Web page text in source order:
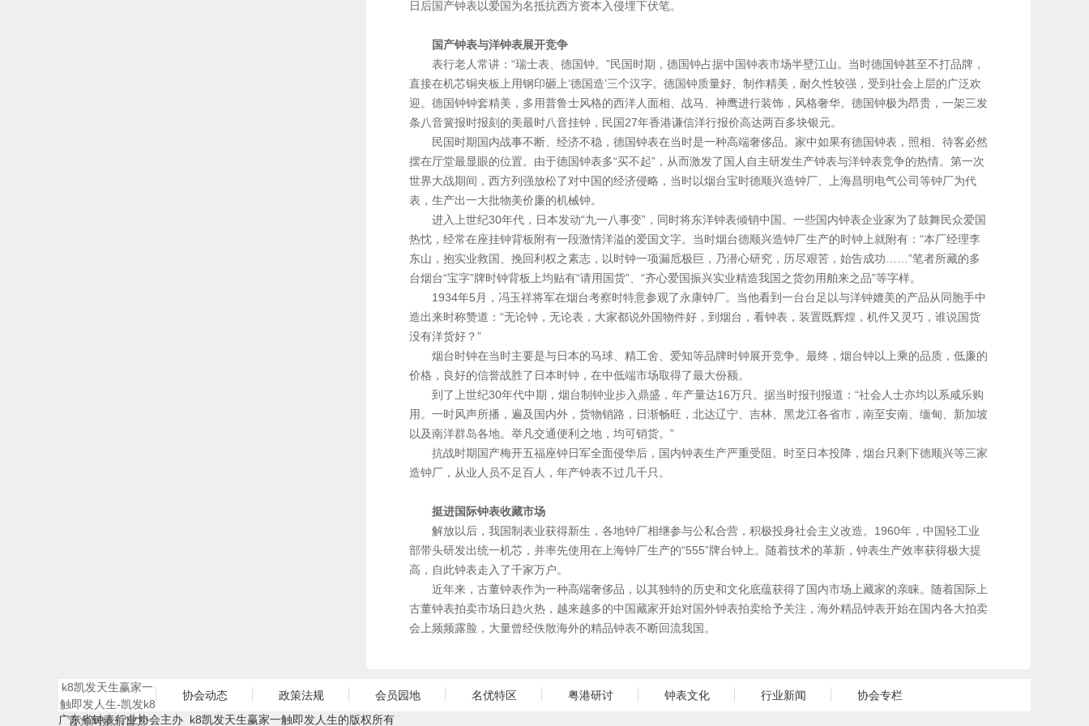
日后国产钟表以爱国为名抵抗西方资本入侵埋下伏笔。
国产钟表与洋钟表展开竞争
表行老人常讲：“瑞士表、德国钟。”民国时期，德国钟占据中国钟表市场半壁江山。当时德国钟甚至不打品牌，
直接在机芯铜夹板上用钢印砸上‘德国造’三个汉字。德国钟质量好、制作精美，耐久性较强，受到社会上层的广泛欢
迎。德国钟钟套精美，多用普鲁士风格的西洋人面相、战马、神鹰进行装饰，风格奢华。德国钟极为昂贵，一架三发
条八音簧报时报刻的美最时八音挂钟，民国27年香港谦信洋行报价高达两百多块银元。
民国时期国内战事不断、经济不稳，德国钟表在当时是一种高端奢侈品。家中如果有德国钟表，照相、待客必然
摆在厅堂最显眼的位置。由于德国钟表多“买不起”，从而激发了国人自主研发生产钟表与洋钟表竞争的热情。第一次
世界大战期间，西方列强放松了对中国的经济侵略，当时以烟台宝时德顺兴造钟厂、上海昌明电气公司等钟厂为代
表，生产出一大批物美价廉的机械钟。
进入上世纪30年代，日本发动“九一八事变”，同时将东洋钟表倾销中国。一些国内钟表企业家为了鼓舞民众爱国
热忱，经常在座挂钟背板附有一段激情洋溢的爱国文字。当时烟台德顺兴造钟厂生产的时钟上就附有：“本厂经理李
东山，抱实业救国、挽回利权之素志，以时钟一项漏卮极巨，乃潜心研究，历尽艰苦，始告成功……”笔者所藏的多
台烟台“宝字”牌时钟背板上均贴有“请用国货”、“齐心爱国振兴实业精造我国之货勿用舶来之品”等字样。
1934年5月，冯玉祥将军在烟台考察时特意参观了永康钟厂。当他看到一台台足以与洋钟媲美的产品从同胞手中
造出来时称赞道：“无论钟，无论表，大家都说外国物件好，到烟台，看钟表，装置既辉煌，机件又灵巧，谁说国货
没有洋货好？”
烟台时钟在当时主要是与日本的马球、精工舍、爱知等品牌时钟展开竞争。最终，烟台钟以上乘的品质，低廉的
价格，良好的信誉战胜了日本时钟，在中低端市场取得了最大份额。
到了上世纪30年代中期，烟台制钟业步入鼎盛，年产量达16万只。据当时报刊报道：“社会人士亦均以系咸乐购
用。一时风声所播，遍及国内外，货物销路，日渐畅旺，北达辽宁、吉林、黑龙江各省市，南至安南、缅甸、新加坡
以及南洋群岛各地。举凡交通便利之地，均可销货。”
抗战时期国产梅开五福座钟日军全面侵华后，国内钟表生产严重受阻。时至日本投降，烟台只剩下德顺兴等三家
造钟厂，从业人员不足百人，年产钟表不过几千只。
挺进国际钟表收藏市场
解放以后，我国制表业获得新生，各地钟厂相继参与公私合营，积极投身社会主义改造。1960年，中国轻工业
部带头研发出统一机芯，并率先使用在上海钟厂生产的“555”牌台钟上。随着技术的革新，钟表生产效率获得极大提
高，自此钟表走入了千家万户。
近年来，古董钟表作为一种高端奢侈品，以其独特的历史和文化底蕴获得了国内市场上藏家的亲睐。随着国际上
古董钟表拍卖市场日趋火热，越来越多的中国藏家开始对国外钟表拍卖给予关注，海外精品钟表开始在国内各大拍卖
会上频频露脸，大量曾经佚散海外的精品钟表不断回流我国。
k8凯发天生赢家一
触即发人生-凯发k8
官方网娱乐官方
协会动态 政策法规 会员园地 名优特区 粤港研讨 钟表文化 行业新闻
协会专栏
广东省钟表行业协会主办 k8凯发天生赢家一触即发人生的版权所有